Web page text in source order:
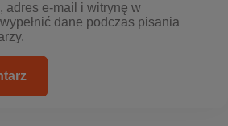
adres e-mail i witrynę w
dane podczas pisania